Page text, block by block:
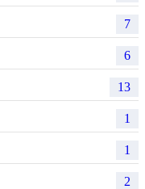
7
6
13
1
1
2